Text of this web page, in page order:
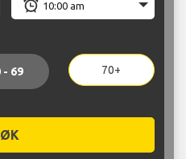
- 69 70+